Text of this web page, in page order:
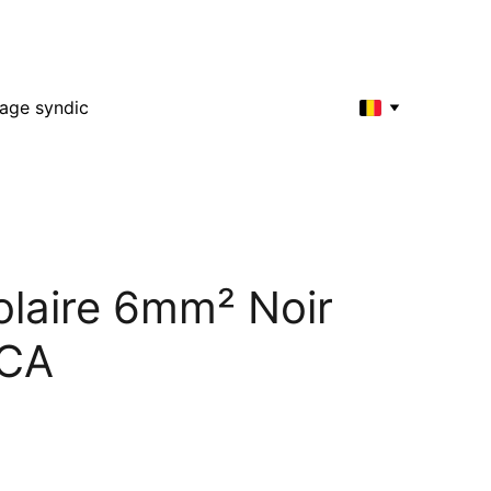
syndic
6mm² Noir